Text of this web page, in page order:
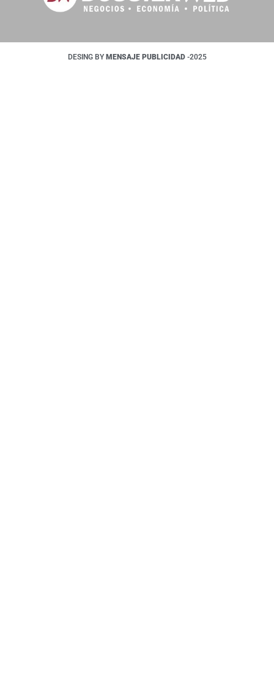
DESING BY MENSAJE PUBLICIDAD -2025